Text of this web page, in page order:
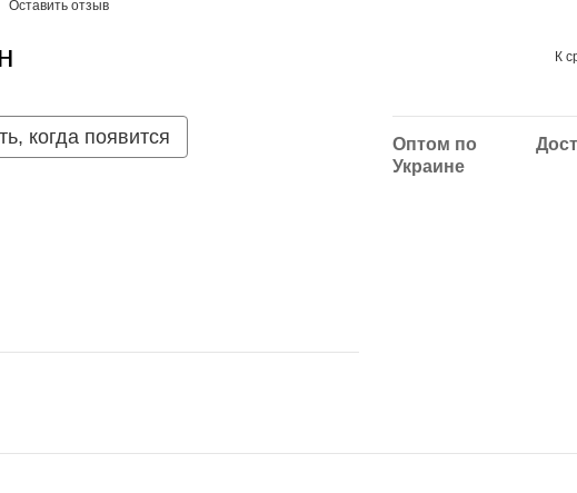
Оставить отзыв
К
когда появится
Оптом по
Украине